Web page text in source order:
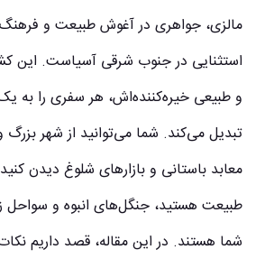
مالزی، جواهری در آغوش طبیعت و
استثنایی در جنوب شرقی آسیاست. این
و طبیعی خیره‌کننده‌اش، هر سفری را به
تبدیل می‌کند. شما می‌توانید از شهر بزرگ و
معابد باستانی و بازارهای شلوغ دیدن
طبیعت هستید، جنگل‌های انبوه و سواحل
شما هستند. در این مقاله، قصد داریم